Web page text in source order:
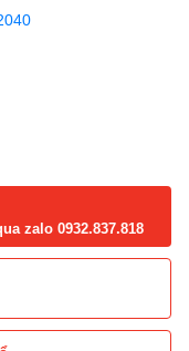
zalo 0932.837.818